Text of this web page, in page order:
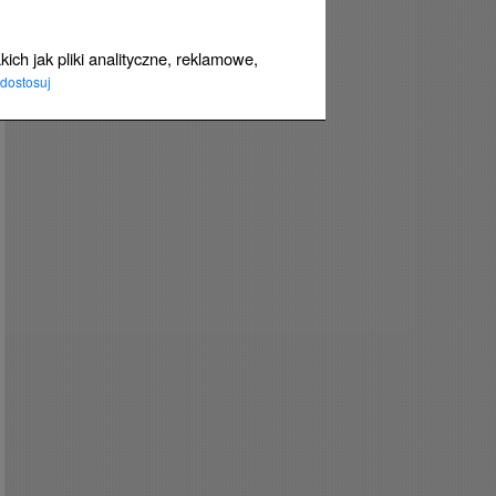
jak pliki analityczne, reklamowe,
dostosuj